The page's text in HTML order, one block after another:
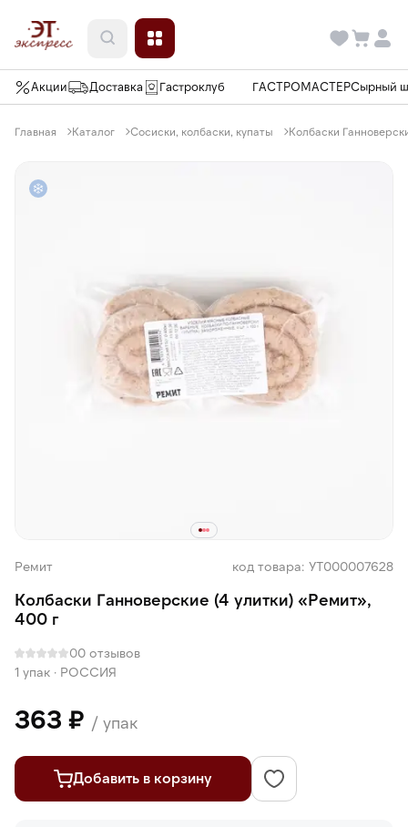
Акции Доставка Гастроклуб ГАСТРОМАСТЕРСырный
Главная Каталог Сосиски, колбаски, купаты Колбаски
Ремит код товара: УТ000007628
Колбаски Ганноверские (4 улитки) «Ремит»,
400 г
00 отзывов
1 упак · РОССИЯ
363 ₽ / упак
Добавить в корзину